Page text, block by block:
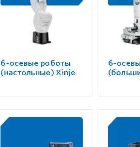
6-осевые роботы
(настольные) Xinje
6-